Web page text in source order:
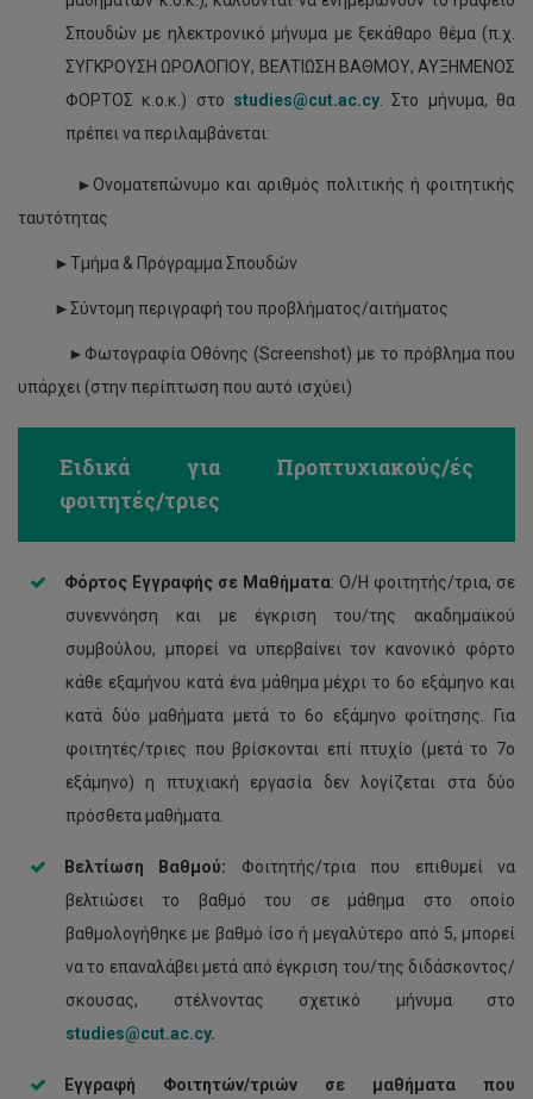
Σπουδών με ηλεκτρονικό μήνυμα με ξεκάθαρο θέμα (π.χ.
ΣΥΓΚΡΟΥΣΗ ΩΡΟΛΟΓΙΟΥ, ΒΕΛΤΙΩΣΗ ΒΑΘΜΟΥ, ΑΥΞΗΜΕΝΟΣ
ΦΟΡΤΟΣ κ.ο.κ.) στο studies@cut.ac.cy . Στο μήνυμα, θα
πρέπει να περιλαμβάνεται:
►Ονοματεπώνυμο και αριθμός πολιτικής ή φοιτητικής
ταυτότητας
►Τμήμα & Πρόγραμμα Σπουδών
►Σύντομη περιγραφή του προβλήματος/αιτήματος
►Φωτογραφία Οθόνης (Screenshot) με το πρόβλημα που
υπάρχει (στην περίπτωση που αυτό ισχύει)
Ειδικά για Προπτυχιακούς/ές
φοιτητές/τριες
Φόρτος Εγγραφής σε Μαθήματα: Ο/Η φοιτητής/τρια, σε
συνεννόηση και με έγκριση του/της ακαδημαϊκού
συμβούλου, μπορεί να υπερβαίνει τον κανονικό φόρτο
κάθε εξαμήνου κατά ένα μάθημα μέχρι το 6ο εξάμηνο και
κατά δύο μαθήματα μετά το 6ο εξάμηνο φοίτησης. Για
φοιτητές/τριες που βρίσκονται επί πτυχίο (μετά το 7ο
εξάμηνο) η πτυχιακή εργασία δεν λογίζεται στα δύο
πρόσθετα μαθήματα.
Βελτίωση Βαθμού: Φοιτητής/τρια που επιθυμεί να
βελτιώσει το βαθμό του σε μάθημα στο οποίο
βαθμολογήθηκε με βαθμό ίσο ή μεγαλύτερο από 5, μπορεί
να το επαναλάβει μετά από έγκριση του/της διδάσκοντος/
σκουσας, στέλνοντας σχετικό μήνυμα στο
studies@cut.ac.cy.
Εγγραφή Φοιτητών/τριών σε μαθήματα που